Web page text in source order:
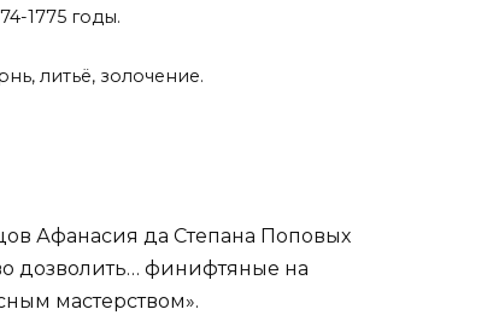
1775 годы.
литьё, золочение.
Афанасия да Степана Поповых
дозволить… финифтяные на
мастерством».